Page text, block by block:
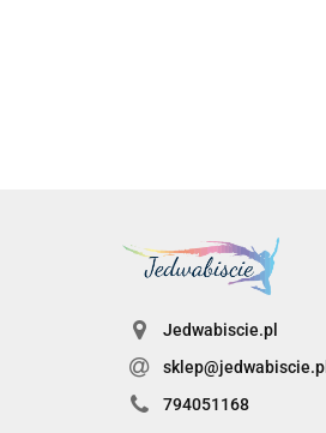
Jedwabiscie.pl
sklep@jedwabiscie.pl
794051168